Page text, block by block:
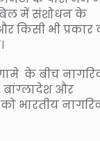
बिल में संशोधन के
किसी भी प्रकार
के बीच
बांग्लादेश और
भारतीय